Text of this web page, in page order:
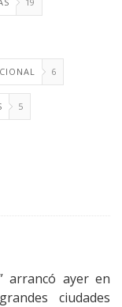
6
5
arrancó ayer en
ciudades